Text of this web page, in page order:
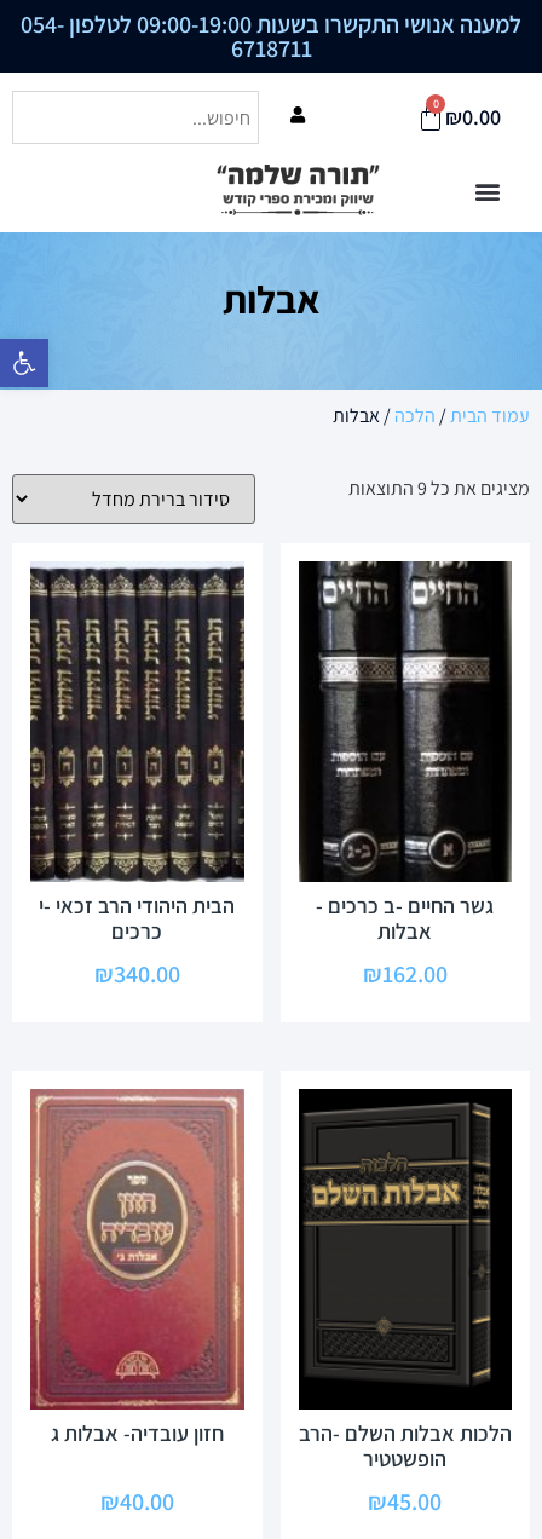
פתח סרגל
למענה אנושי התקשרו בשעות 09:00-19:00 לטלפון 054-
6718711
₪0.00
0
אבלות
עמוד הבית/הלכה/ אבלות
מציגים את כל ⁦9⁩ התוצאות
גשר החיים -ב כרכים -
אבלות
₪162.00
הבית היהודי הרב זכאי -י
כרכים
₪340.00
הלכות אבלות השלם -הרב
הופשטטיר
₪45.00
חזון עובדיה- אבלות ג
₪40.00